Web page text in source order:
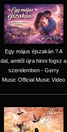
Egy május éjszakán ? A
dal, amitől újra hinni fogsz a
szerelemben - Gerry
Music Official Music Video